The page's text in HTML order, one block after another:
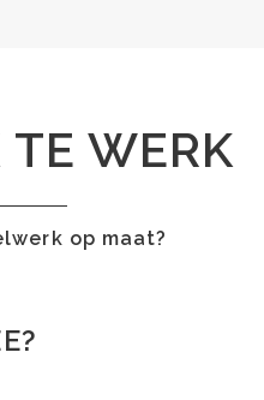
TE WERK
op maat?